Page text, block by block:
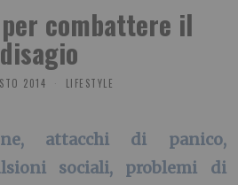
combattere il
disagio
2014 LIFESTYLE
attacchi di panico,
sociali, problemi di